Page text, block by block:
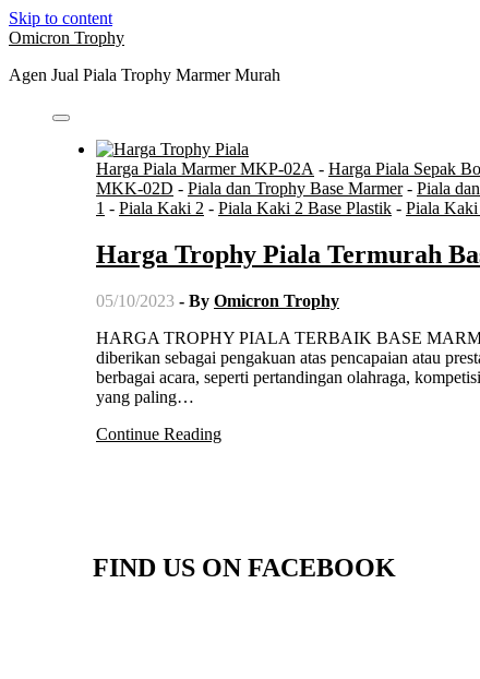
Skip to content
Omicron Trophy
Agen Jual Piala Trophy Marmer Murah
Harga Piala Marmer MKP-02A - Harga Piala Sepak
MKK-02D - Piala dan Trophy Base Marmer- Piala
1 - Piala Kaki 2 - Piala Kaki 2 Base Plastik - Piala
Harga Trophy Piala Termurah
05/10/2023 - By Omicron Trophy
HARGA TROPHY PIALA TERBAIK BASE MARMER Harga Trophy Piala – Trophy piala merupakan hadiah yang biasanya
diberikan sebagai pengakuan atas pencapaian atau
berbagai acara, seperti pertandingan olahraga,
yang paling…
Continue Reading
FIND US ON FACEBOOK